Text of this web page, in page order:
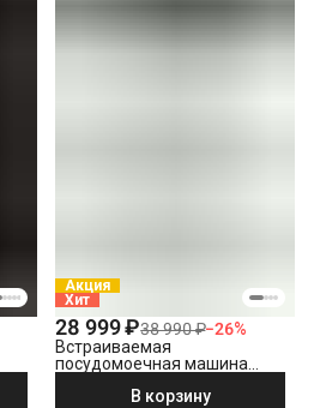
Акция
Хит
28 999 ₽38 990 ₽−26%
Встраиваемая
посудомоечная машина
В корзину